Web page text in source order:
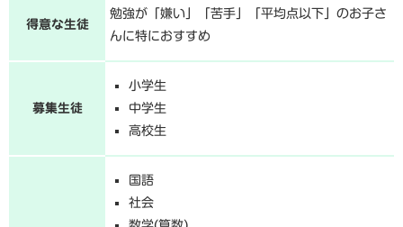
得意な生徒
勉強が「嫌い」「苦手」「平均点以下」のお子さ
んに特におすすめ
募集生徒
小学生
中学生
高校生
国語
社会